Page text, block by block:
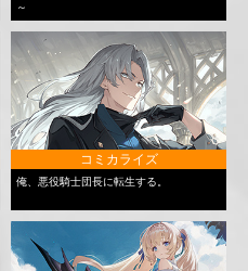
～
コミカライズ
俺、悪役騎士団長に転生する。